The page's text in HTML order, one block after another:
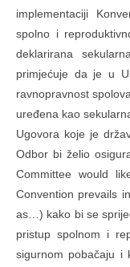
implementaciji
spolno i
deklarirana
primjećuje da je u
ravnopravnost
uređena kao
Ugovora koje je
Odbor bi želio
Committee would
Convention prevails
as…) kako bi se
pristup spolnom i
sigurnom pobačaju i